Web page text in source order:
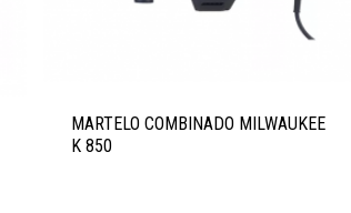
MARTELO COMBINADO MILWAUKEE
K 850